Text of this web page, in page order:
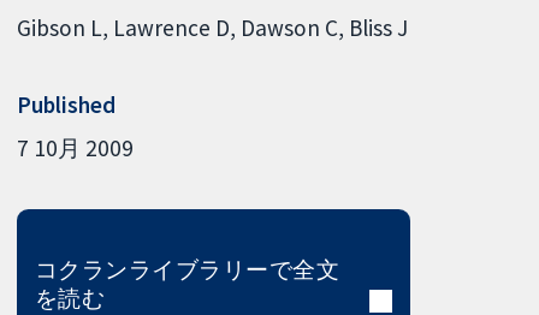
Gibson L Lawrence D Dawson C Bliss J
Published
7 10月 2009
コクランライブラリーで全文
を読む